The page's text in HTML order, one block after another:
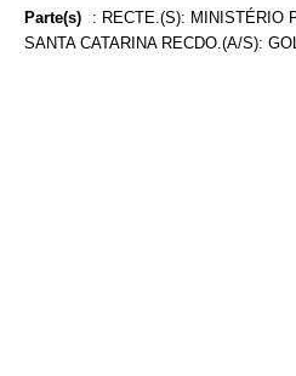
Parte(s) : RECTE.(S): MINISTÉRIO
SANTA CATARINA RECDO.(A/S):